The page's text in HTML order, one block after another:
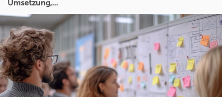
Umsetzung,...